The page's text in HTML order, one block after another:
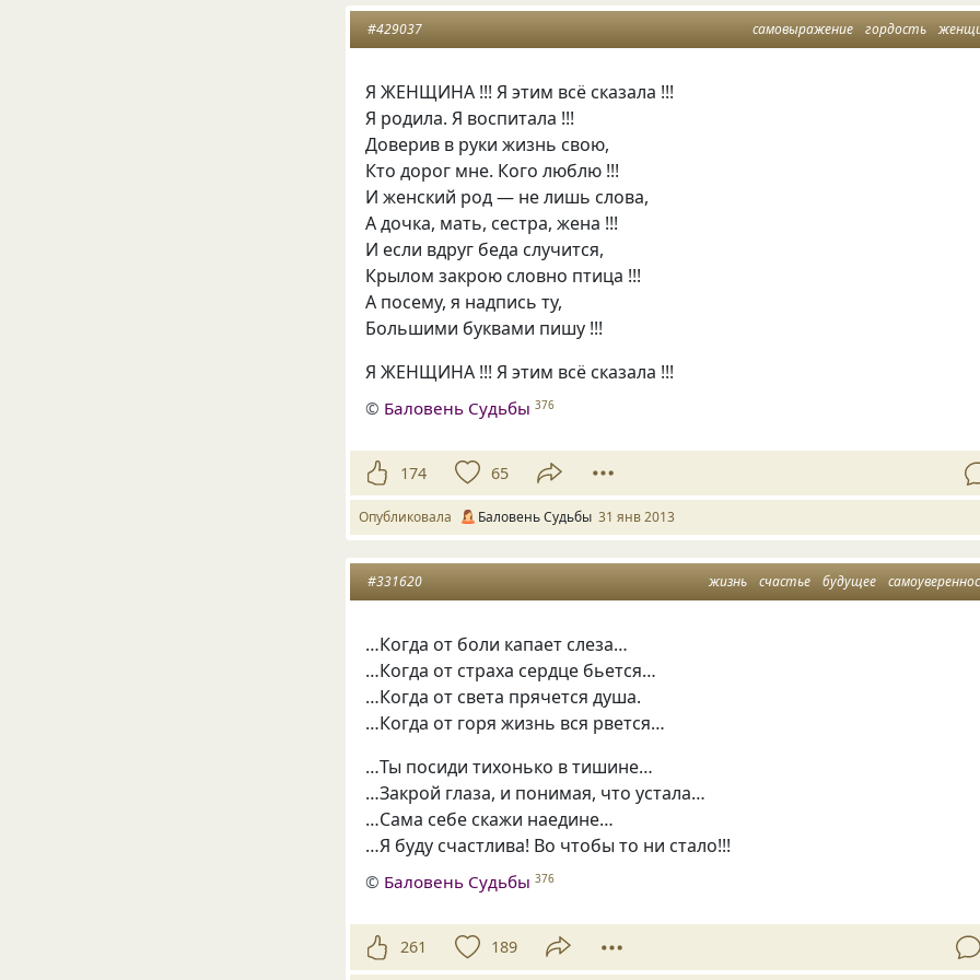
самовыражение гордость
#429037
Я ЖЕНЩИНА !!! Я этим всё сказала !!!
Я родила. Я воспитала !!!
Доверив в руки жизнь свою,
Кто дорог мне. Кого люблю !!!
И женский род — не лишь слова,
А дочка, мать, сестра, жена !!!
И если вдруг беда случится,
Крылом закрою словно птица !!!
А посему, я надпись ту,
Большими буквами пишу !!!
Я ЖЕНЩИНА !!! Я этим всё сказала !!!
© Баловень Судьбы 376
174 65
Опубликовала Баловень Судьбы 31 янв 2013
жизнь счастье будущее
#331620
…Когда от боли капает слеза…
…Когда от страха сердце бьется…
…Когда от света прячется душа.
…Когда от горя жизнь вся рвется…
…Ты посиди тихонько в тишине…
…Закрой глаза, и понимая, что устала…
…Сама себе скажи наедине…
…Я буду счастлива! Во чтобы то ни стало!!!
© Баловень Судьбы 376
261 189